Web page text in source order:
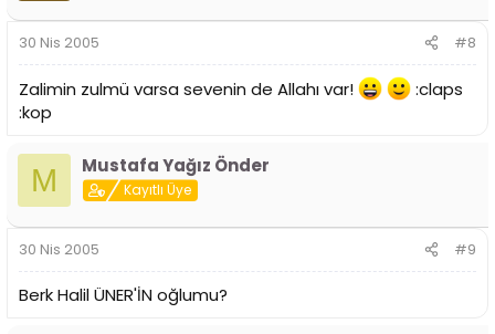
30 Nis 2005 #8
Zalimin zulmü varsa sevenin de Allahı var!
:claps
:kop
M Mustafa Yağız Önder
Kayıtlı Üye
30 Nis 2005 #9
Berk Halil ÜNER'İN oğlumu?